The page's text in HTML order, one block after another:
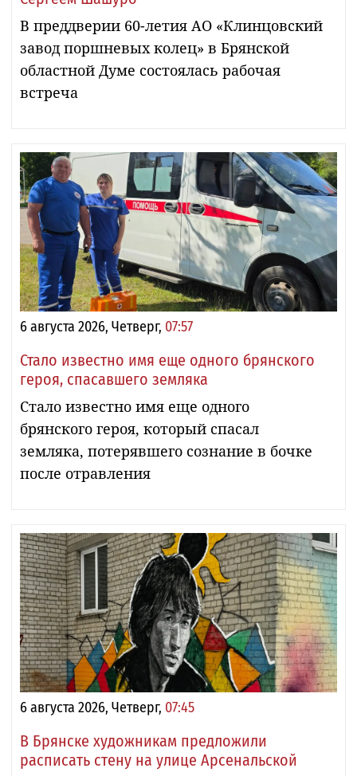
В преддверии 60-летия АО «Клинцовский
завод поршневых колец» в Брянской
областной Думе состоялась рабочая
встреча
6 августа 2026, Четверг, 07:57
Стало известно имя еще одного брянского
героя, спасавшего земляка
Стало известно имя еще одного
брянского героя, который спасал
земляка, потерявшего сознание в бочке
после отравления
6 августа 2026, Четверг, 07:45
В Брянске художникам предложили
расписать стену на улице Арсенальской